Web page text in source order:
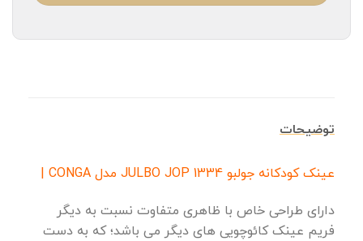
توضیحات
عینک کودکانه جولبو JULBO JOP 1334 مدل CONGA |
دارای طراحی خاص با ظاهری متفاوت نسبت به دیگر
فریم عینک کائوچویی های دیگر می باشد؛ که به دست